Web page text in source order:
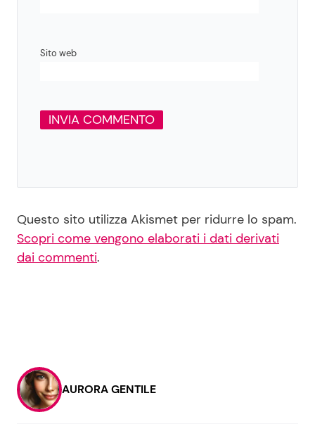
Sito web
Questo sito utilizza Akismet per ridurre lo spam.
Scopri come vengono elaborati i dati derivati
dai commenti.
AURORA GENTILE